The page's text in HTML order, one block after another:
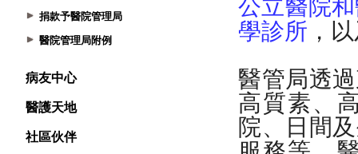
捐款予醫院管理局
醫院管理局附例
病友中心
醫護天地
社區伙伴